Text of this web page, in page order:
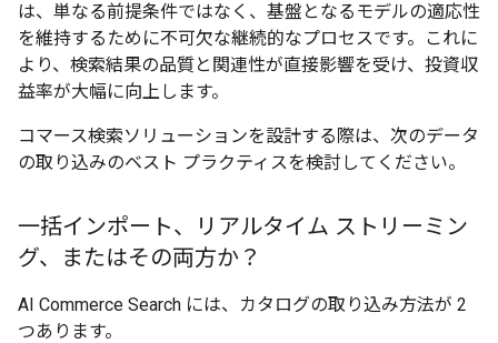
は、単なる前提条件ではなく、基盤となるモデルの適応性
を維持するために不可欠な継続的なプロセスです。これに
より、検索結果の品質と関連性が直接影響を受け、投資収
益率が大幅に向上します。
コマース検索ソリューションを設計する際は、次のデータ
の取り込みのベスト プラクティスを検討してください。
一括インポート、リアルタイム ストリーミン
グ、またはその両方か？
AI Commerce Search には、カタログの取り込み方法が 2
つあります。